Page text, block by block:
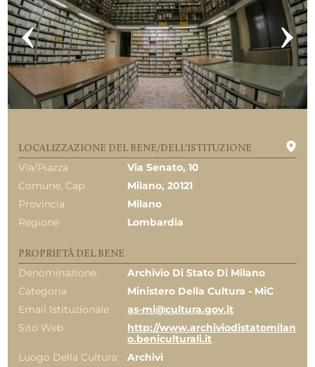
LOCALIZZAZIONE DEL BENE/DELL'ISTITUZIONE
Via/Piazza
Via Senato, 10
Comune, Cap
Milano, 20121
Provincia
Milano
Regione
Lombardia
PROPRIETÀ DEL BENE
Denominazione
Archivio Di Stato Di Milano
Categoria
Ministero Della Cultura - MiC
Email Istituzionale
as-mi@cultura.gov.it
Sito Web
http://www.archiviodistatomilan
o.beniculturali.it
Luogo Della Cultura:
Archivi